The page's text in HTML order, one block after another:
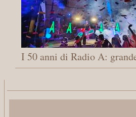
I 50 anni di Radio A: